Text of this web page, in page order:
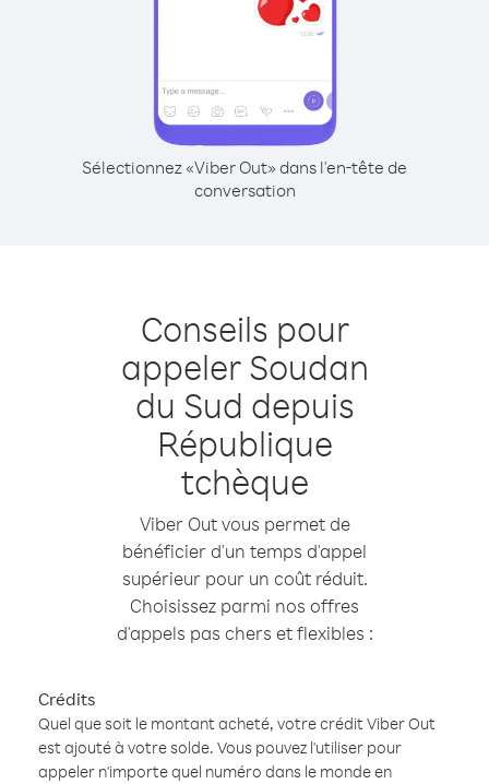
Sélectionnez «Viber Out» dans l'en-tête de
conversation
Conseils pour
appeler Soudan
du Sud depuis
République
tchèque
Viber Out vous permet de
bénéficier d'un temps d'appel
supérieur pour un coût réduit.
Choisissez parmi nos offres
d'appels pas chers et flexibles :
Crédits
Quel que soit le montant acheté, votre crédit Viber Out
est ajouté à votre solde. Vous pouvez l'utiliser pour
appeler n'importe quel numéro dans le monde en